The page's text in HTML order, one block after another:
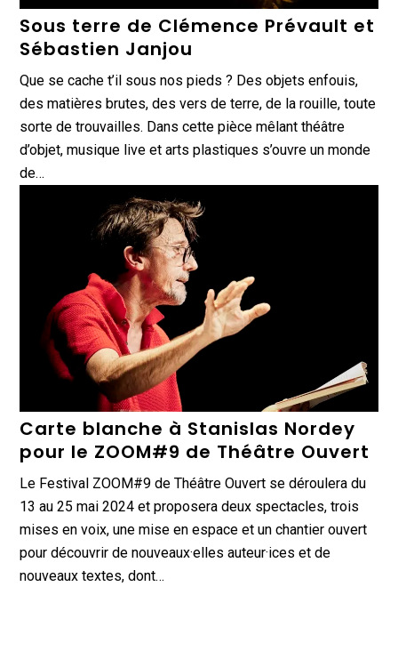
Sous terre de Clémence Prévault et
Sébastien Janjou
Que se cache t’il sous nos pieds ? Des objets enfouis,
des matières brutes, des vers de terre, de la rouille, toute
sorte de trouvailles. Dans cette pièce mêlant théâtre
d’objet, musique live et arts plastiques s’ouvre un monde
de…
Carte blanche à Stanislas Nordey
pour le ZOOM#9 de Théâtre Ouvert
Le Festival ZOOM#9 de Théâtre Ouvert se déroulera du
13 au 25 mai 2024 et proposera deux spectacles, trois
mises en voix, une mise en espace et un chantier ouvert
pour découvrir de nouveaux·elles auteur·ices et de
nouveaux textes, dont…